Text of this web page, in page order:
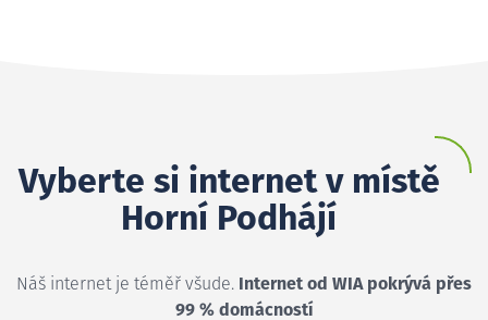
Vyberte si internet v místě
Horní Podhájí
Náš internet je téměř všude. Internet od WIA pokrývá přes
99 % domácností